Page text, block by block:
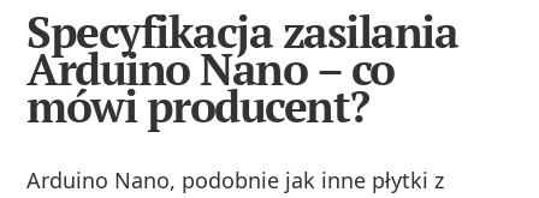
Specyfikacja zasilania
Arduino Nano – co
mówi producent?
Arduino Nano, podobnie jak inne płytki z